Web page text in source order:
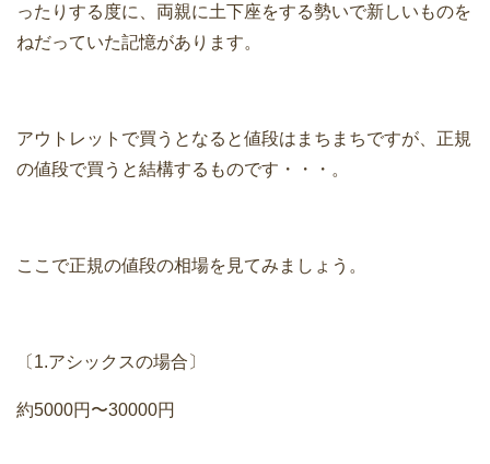
ったりする度に、両親に土下座をする勢いで新しいものを
ねだっていた記憶があります。
アウトレットで買うとなると値段はまちまちですが、正規
の値段で買うと結構するものです・・・。
ここで正規の値段の相場を見てみましょう。
〔1.アシックスの場合〕
約5000円〜30000円